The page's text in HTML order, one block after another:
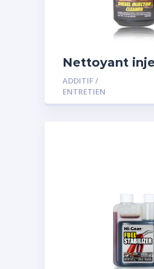
Nettoyant
diesel
ADDITIF /
ENTRETIEN